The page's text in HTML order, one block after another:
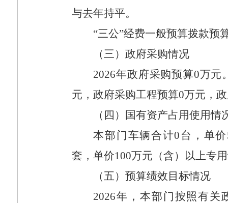
与去年持平。
“三公”经费一般预算拨款预
（三）政府采购情况
2026年政府采购预算0万元
元，政府采购工程预算0万元，
（四）国有资产占用使用情
本部门车辆合计0 台，单价
套，单价100万元（含）以上专
（五）预算绩效目标情况
2026年，本部门按照有关